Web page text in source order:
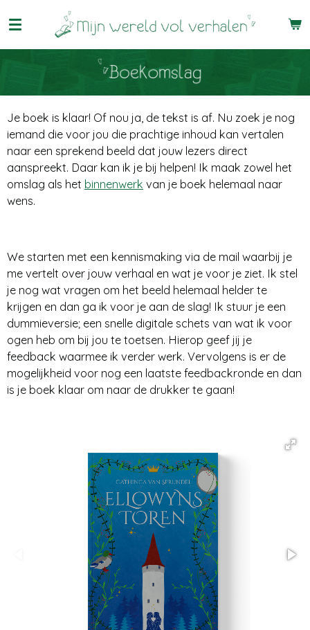
direct
naar
Je boek is klaar! Of nou ja, de tekst is af. Nu zoek je nog
iemand die voor jou die prachtige inhoud kan vertalen
naar een sprekend beeld dat jouw lezers direct
aanspreekt. Daar kan ik je bij helpen! Ik maak zowel het
omslag als het binnenwerk van je boek helemaal naar
wens.
We starten met een kennismaking via de mail waarbij je
me vertelt over jouw verhaal en wat je voor je ziet. Ik stel
je nog wat vragen om het beeld helemaal helder te
krijgen en dan ga ik voor je aan de slag! Ik stuur je een
dummieversie; een snelle digitale schets van wat ik voor
ogen heb om bij jou te toetsen. Hierop geef jij je
feedback waarmee ik verder werk. Vervolgens is er de
mogelijkheid voor nog een laatste feedbackronde en dan
is je boek klaar om naar de drukker te gaan!